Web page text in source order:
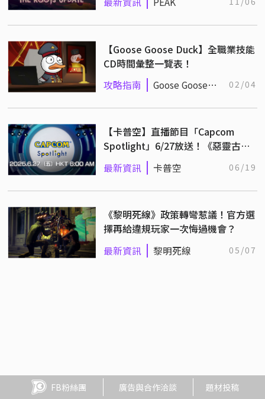
【Goose Goose Duck】全職業技能
CD時間彙整一覽表！
攻略指南
Goose Goose
02/04
【卡普空】直播節目「Capcom
Spotlight」6/27放送！《惡靈古
堡：安魂曲》、《虛實萬象》大作情
報蓄勢待發
最新資訊 卡普空 06/19
《黎明死線》政策轉彎惹議！官方選
擇再給違規玩家一次悔過機會？
最新資訊 黎明死線 05/07
FB粉絲團 廣告與合作洽談 題材投稿